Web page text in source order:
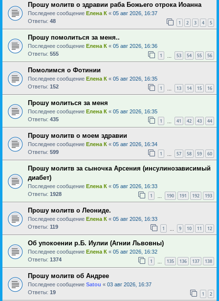
Прошу молитв о здравии раба Божьего отрока Иоанна
Последнее сообщение Елена К « 05 авг 2026, 16:37
Ответы: 48 1 2 3 4 5
Прошу помолиться за меня..
Последнее сообщение Елена К « 05 авг 2026, 16:36
Ответы: 555 1 53 54 55 56
Помолимся о Фотинии
Последнее сообщение Елена К « 05 авг 2026, 16:35
Ответы: 152 1 13 14 15 16
Прошу молиться за меня
Последнее сообщение Елена К « 05 авг 2026, 16:35
Ответы: 435 1 41 42 43 44
Прошу молитв о моем здравии
Последнее сообщение Елена К « 05 авг 2026, 16:34
Ответы: 599 1 57 58 59 60
Прошу молитв за сыночка Арсения (инсулинозависимый
диабет)
Последнее сообщение Елена К « 05 авг 2026, 16:33
Ответы: 1928 1 190 191 192 193
Прошу молитв о Леониде.
Последнее сообщение Елена К « 05 авг 2026, 16:33
Ответы: 119 1 9 10 11 12
Об упокоении р.Б. Иулии (Агнии Львовны)
Последнее сообщение Елена К « 05 авг 2026, 16:32
Ответы: 1374 1 135 136 137 138
Прошу молитв об Андрее
Последнее сообщение Satou « 03 авг 2026, 16:37
Ответы: 19 1 2